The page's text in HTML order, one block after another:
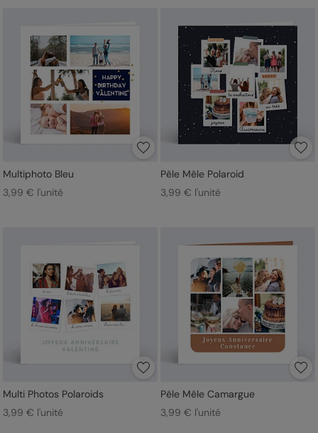
Multiphoto Bleu
3,99 € l'unité
Pêle Mêle Polaroid
3,99 € l'unité
Multi Photos Polaroids
3,99 € l'unité
Pêle Mêle Camargue
3,99 € l'unité